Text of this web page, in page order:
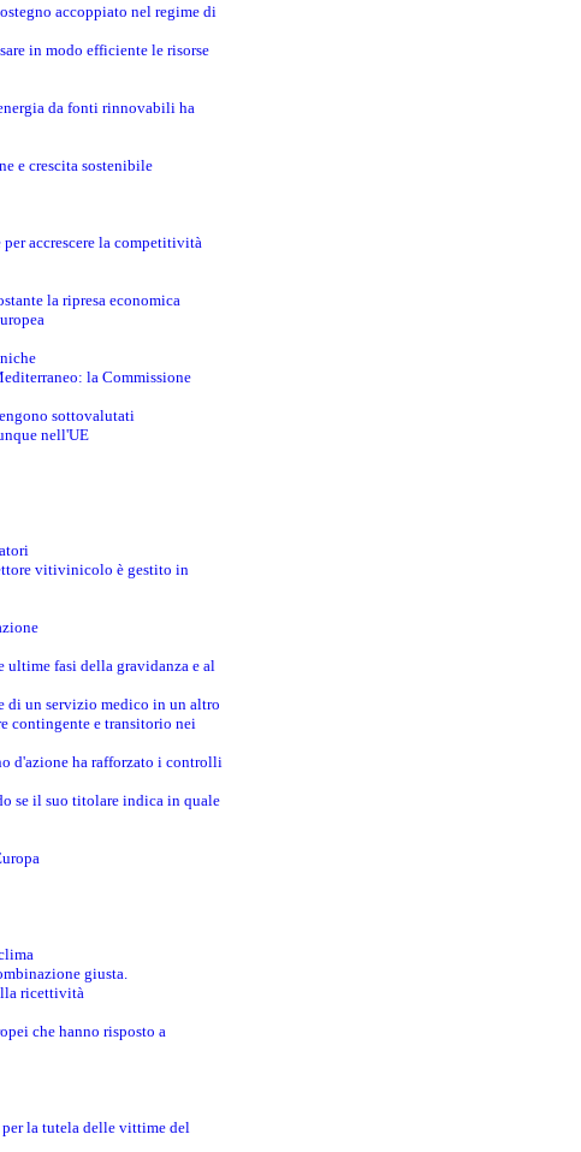
accoppiato nel regime di
in modo efficiente le risorse
da fonti rinnovabili ha
e crescita sostenibile
accrescere la competitività
la ripresa economica
la Commissione
sottovalutati
nell'UE
vitivinicolo è gestito in
ultime fasi della gravidanza e al
di un servizio medico in un altro
contingente e transitorio nei
d'azione ha rafforzato i controlli
se il suo titolare indica in quale
giusta.
ricettività
che hanno risposto a
la tutela delle vittime del